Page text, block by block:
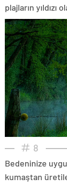
plajların yıldızı
8
Bedeninize
kumaştan